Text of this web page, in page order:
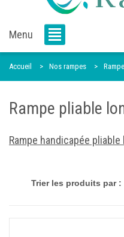
Menu
Accueil Nos rampes
Rampe pliable
Rampe handicapée
Trier les produits par :